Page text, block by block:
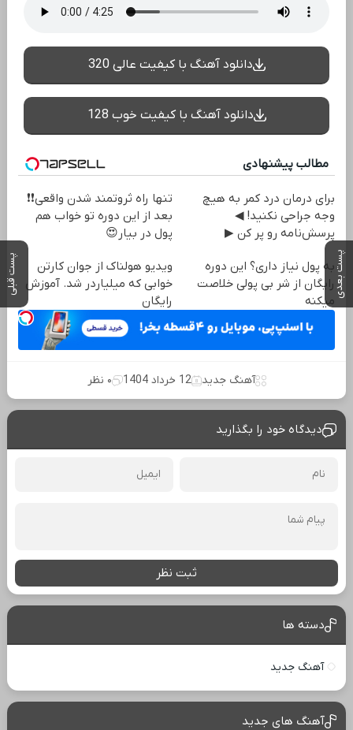
پست بعدی پست قبلی
دانلود آهنگ با کیفیت عالی 320
دانلود آهنگ با کیفیت خوب 128
مطالب پیشنهادی
برای درمان درد کمر به هیچ
وجه جراحی نکنید! ◀
پرسش‌نامه رو پر کن ▶
تنها راه ثروتمند شدن واقعی❗❗
بعد از این دوره تو خواب هم
پول در بیار😍
به پول نیاز داری؟ این دوره
رایگان از شر بی پولی خلاصت
میکنه
ویدیو هولناک از جوان کارتن
خوابی که میلیاردر شد. آموزش
رایگان
آهنگ جدید 12 خرداد 1404 ۰ نظر
دیدگاه خود را بگذارید
ثبت نظر
دسته ها
آهنگ جدید
آهنگ های جدید